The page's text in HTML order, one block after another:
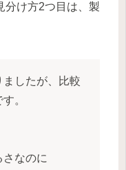
分け方2つ目は、製
したが、比較
。
なのに